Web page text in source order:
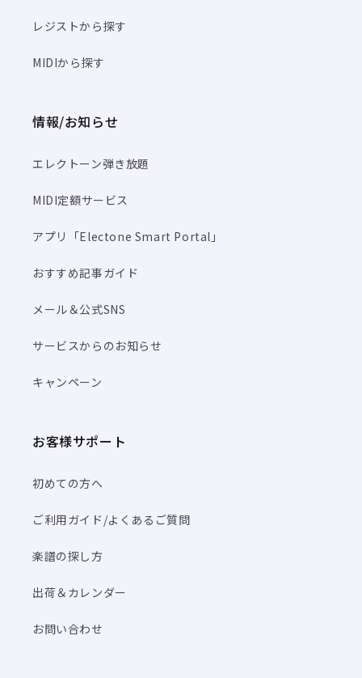
レジストから探す
MIDIから探す
情報/お知らせ
エレクトーン弾き放題
MIDI定額サービス
アプリ「Electone Smart Portal」
おすすめ記事ガイド
メール＆公式SNS
サービスからのお知らせ
キャンペーン
お客様サポート
初めての方へ
ご利用ガイド/よくあるご質問
楽譜の探し方
出荷＆カレンダー
お問い合わせ